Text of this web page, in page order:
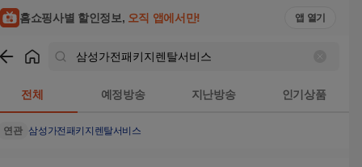
홈쇼핑사별 할인정보, 오직 앱에서만! 앱 열기
전체 예정방송 지난방송 인기상품
연관 삼성가전패키지렌탈서비스